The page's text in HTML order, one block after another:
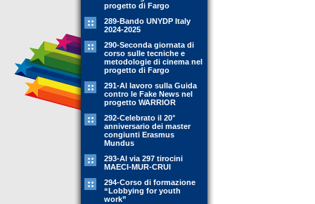
progetto di Fargo
289-Bando UNYDP Italy
2024-2025
290-Seconda giornata di
corso sulle tecniche e
metodologie di cinema nel
progetto di Fargo
291-Al lavoro sulla Guida
contro le Fake News nel
progetto WARRIOR
292-Celebrato il 20°
anniversario dei master
congiunti Erasmus
Mundus
293-Al via 297 tirocini
MAECI-MUR-CRUI
294-Corso di formazione
“Lobbying for youth
work”